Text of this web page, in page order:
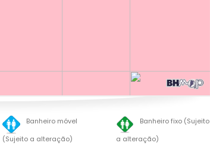
Banheiro móvel
(Sujeito a alteração)
Banheiro fixo (Sujeito
a alteração)